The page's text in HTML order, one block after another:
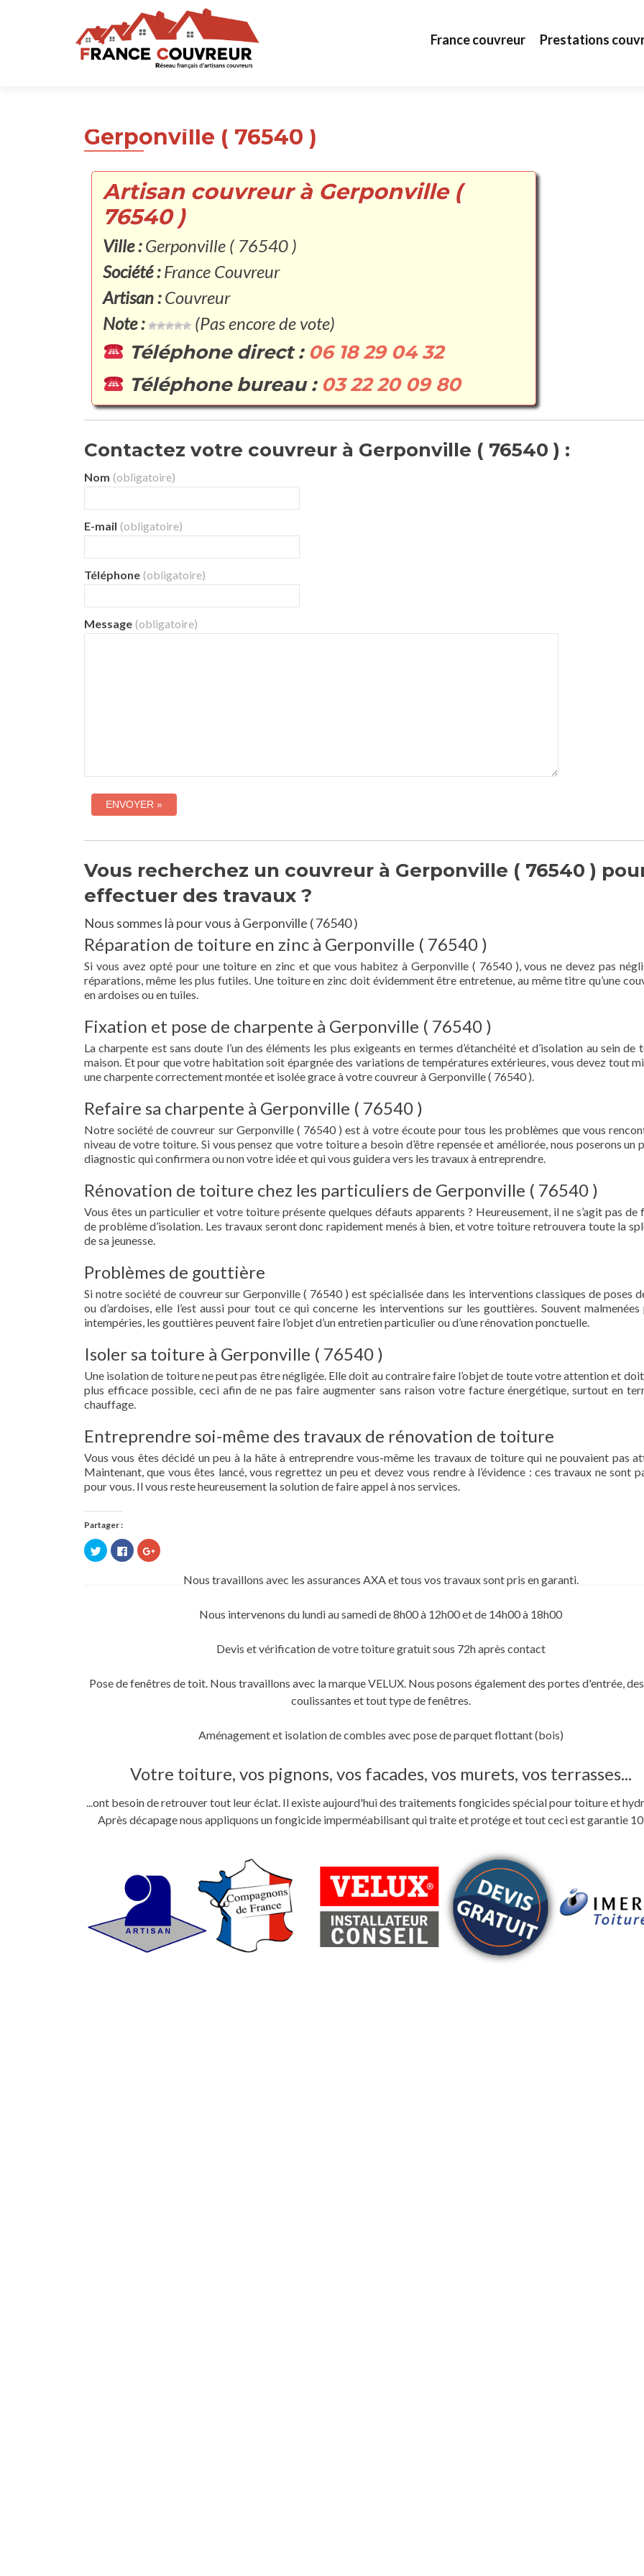
France couvreur Prestations
Gerponville ( 76540 )
Artisan couvreur à Gerponville (
76540 )
Ville :Gerponville ( 76540 )
Société :France Couvreur
Artisan :Couvreur
Note :
(Pas encore de vote)
Téléphone direct : 06 18 29 04 32
Téléphone bureau : 03 22 20 09 80
Contactez votre couvreur à Gerponville ( 76540 ) :
Nom (obligatoire)
E-mail (obligatoire)
Téléphone (obligatoire)
Message (obligatoire)
Vous recherchez un couvreur à Gerponville ( 76540 )
effectuer des travaux ?
Nous sommes là pour vous à Gerponville ( 76540 )
Réparation de toiture en zinc à Gerponville ( 76540 )
Si vous avez opté pour une toiture en zinc et que vous habitez à Gerponville ( 76540 ), vous ne devez pas
réparations, même les plus futiles. Une toiture en zinc doit évidemment être entretenue, au même titre qu’une
en ardoises ou en tuiles.
Fixation et pose de charpente à Gerponville ( 76540 )
La charpente est sans doute l’un des éléments les plus exigeants en termes d’étanchéité et d’isolation au sein de
maison. Et pour que votre habitation soit épargnée des variations de températures extérieures, vous devez tout
une charpente correctement montée et isolée grace à votre couvreur à Gerponville ( 76540 ).
Refaire sa charpente à Gerponville ( 76540 )
Notre société de couvreur sur Gerponville ( 76540 ) est à votre écoute pour tous les problèmes que vous
niveau de votre toiture. Si vous pensez que votre toiture a besoin d’être repensée et améliorée, nous poserons un
diagnostic qui confirmera ou non votre idée et qui vous guidera vers les travaux à entreprendre.
Rénovation de toiture chez les particuliers de Gerponville ( 76540 )
Vous êtes un particulier et votre toiture présente quelques défauts apparents ? Heureusement, il ne s’agit pas de
de problème d’isolation. Les travaux seront donc rapidement menés à bien, et votre toiture retrouvera toute la
de sa jeunesse.
Problèmes de gouttière
Si notre société de couvreur sur Gerponville ( 76540 ) est spécialisée dans les interventions classiques de poses
ou d’ardoises, elle l’est aussi pour tout ce qui concerne les interventions sur les gouttières. Souvent malmenées
intempéries, les gouttières peuvent faire l’objet d’un entretien particulier ou d’une rénovation ponctuelle.
Isoler sa toiture à Gerponville ( 76540 )
Une isolation de toiture ne peut pas être négligée. Elle doit au contraire faire l’objet de toute votre attention et
plus efficace possible, ceci afin de ne pas faire augmenter sans raison votre facture énergétique, surtout en
chauffage.
Entreprendre soi-même des travaux de rénovation de toiture
Vous vous êtes décidé un peu à la hâte à entreprendre vous-même les travaux de toiture qui ne pouvaient pas
Maintenant, que vous êtes lancé, vous regrettez un peu et devez vous rendre à l’évidence : ces travaux ne sont
pour vous. Il vous reste heureusement la solution de faire appel à nos services.
Partager :
Cliquez
pour
partager
Cliquez
pour
partager
Facebook(ouvre
Cliquez
pour
Google+Nous travaillons avec les assurances AXA et tous vos travaux sont pris en garanti.
Nous intervenons du lundi au samedi de 8h00 à 12h00 et de 14h00 à 18h00
Devis et vérification de votre toiture gratuit sous 72h après contact
Pose de fenêtres de toit. Nous travaillons avec la marque VELUX. Nous posons également des portes d'entrée,
coulissantes et tout type de fenêtres.
Aménagement et isolation de combles avec pose de parquet flottant (bois)
Votre toiture, vos pignons, vos facades, vos murets, vos terrasses...
...ont besoin de retrouver tout leur éclat. Il existe aujourd'hui des traitements fongicides spécial pour toiture et
Après décapage nous appliquons un fongicide imperméabilisant qui traite et protége et tout ceci est garantie 10